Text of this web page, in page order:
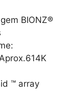
BIONZ®
™ array